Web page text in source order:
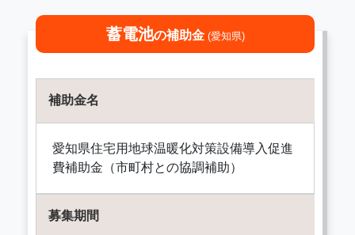
蓄電池の補助金 (愛知県)
補助金名
愛知県住宅用地球温暖化対策設備導入促進
費補助金（市町村との協調補助）
募集期間